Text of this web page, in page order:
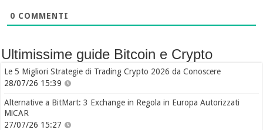
0 COMMENTI
Ultimissime guide Bitcoin e Crypto
Le 5 Migliori Strategie di Trading Crypto 2026 da Conoscere
28/07/26 15:39
Alternative a BitMart: 3 Exchange in Regola in Europa Autorizzati
MiCAR
27/07/26 15:27